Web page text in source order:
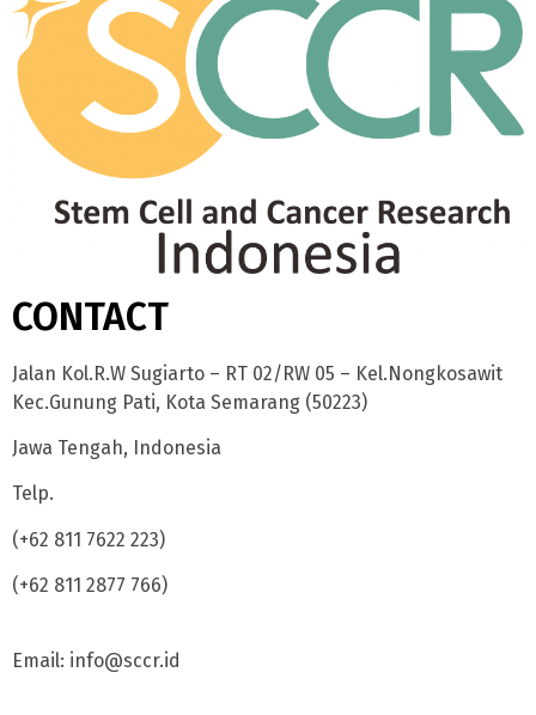
CONTACT
Jalan Kol.R.W Sugiarto – RT 02/RW 05 – Kel.Nongkosawit
Kec.Gunung Pati, Kota Semarang (50223)
Jawa Tengah, Indonesia
Telp.
(+62 811 7622 223)
(+62 811 2877 766)
Email: info@sccr.id